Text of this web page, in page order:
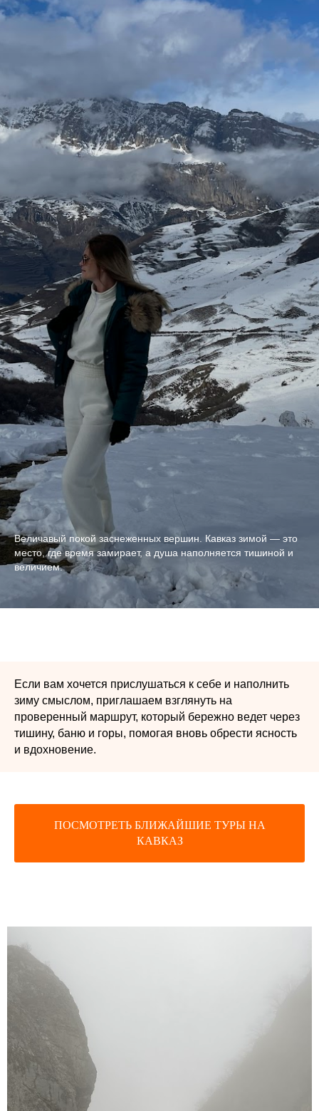
Величавый покой заснеженных вершин. Кавказ зимой — это
место, где время замирает, а душа наполняется тишиной и
величием.
Если вам хочется прислушаться к себе и наполнить
зиму смыслом, приглашаем взглянуть на
проверенный маршрут, который бережно ведет через
тишину, баню и горы, помогая вновь обрести ясность
и вдохновение.
ПОСМОТРЕТЬ БЛИЖАЙШИЕ ТУРЫ НА
КАВКАЗ